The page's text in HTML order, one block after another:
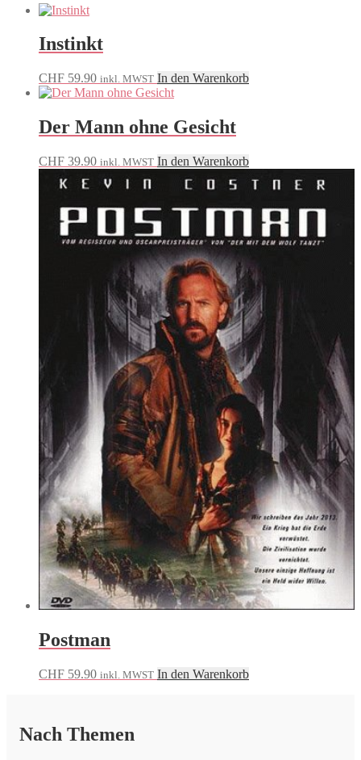
Instinkt
CHF 59.90 inkl. MWST In den Warenkorb
Der Mann ohne Gesicht
CHF 39.90 inkl. MWST In den Warenkorb
Postman
CHF 59.90 inkl. MWST In den Warenkorb
Nach Themen